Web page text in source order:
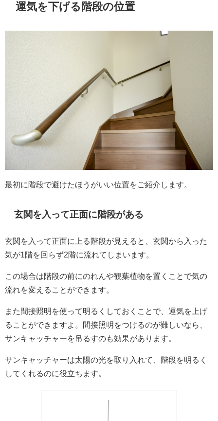
運気を下げる階段の位置
最初に階段で避けたほうがいい位置をご紹介します。
玄関を入って正面に階段がある
玄関を入って正面に上る階段が見えると、玄関から入った
気が1階を回らず2階に流れてしまいます。
この場合は階段の前にのれんや観葉植物を置くことで気の
流れを変えることができます。
また間接照明を使って明るくしておくことで、運気を上げ
ることができますよ。間接照明をつけるのが難しいなら、
サンキャッチャーを吊るすのも効果があります。
サンキャッチャーは太陽の光を取り入れて、階段を明るく
してくれるのに役立ちます。